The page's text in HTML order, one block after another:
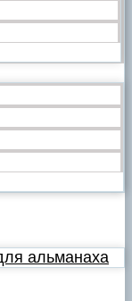
альманаха